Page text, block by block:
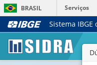
BRASIL
Serviços
Sistema IBGE